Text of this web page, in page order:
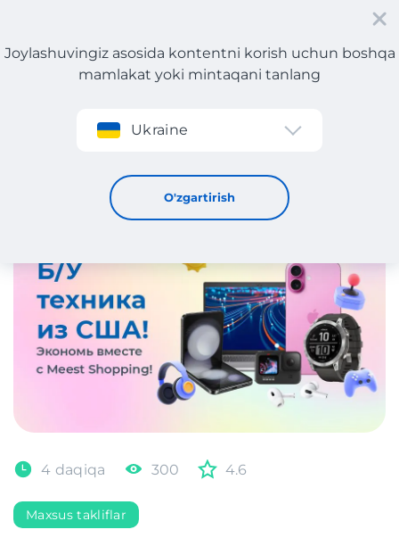
Roʻyxatdan oʻtish
Joylashuvingiz asosida kontentni korish uchun boshqa
mamlakat yoki mintaqani tanlang
Ukraine
O'zgartirish
AQShdan qayta tiklangan texnika!
4 daqiqa 300 4.6
Maxsus takliflar